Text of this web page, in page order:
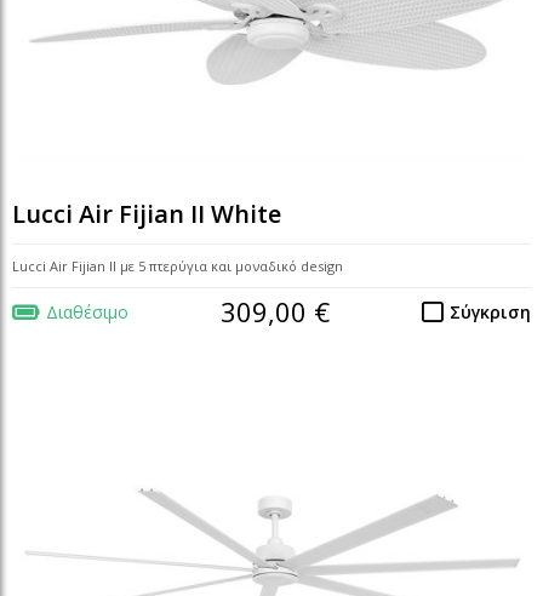
Lucci Air Fijian II White
Lucci Air Fijian II με 5 πτερύγια και μοναδικό design
Διαθέσιμο Σύγκριση
309,00 €